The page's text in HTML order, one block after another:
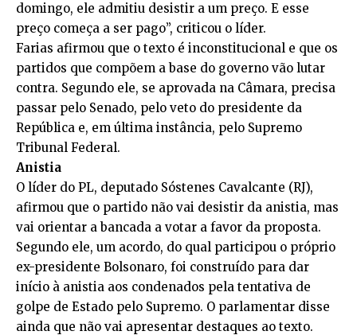
domingo, ele admitiu desistir a um preço. E esse
preço começa a ser pago”, criticou o líder.
Farias afirmou que o texto é inconstitucional e que os
partidos que compõem a base do governo vão lutar
contra. Segundo ele, se aprovada na Câmara, precisa
passar pelo Senado, pelo veto do presidente da
República e, em última instância, pelo Supremo
Tribunal Federal.
Anistia
O líder do PL, deputado Sóstenes Cavalcante (RJ),
afirmou que o partido não vai desistir da anistia, mas
vai orientar a bancada a votar a favor da proposta.
Segundo ele, um acordo, do qual participou o próprio
ex-presidente Bolsonaro, foi construído para dar
início à anistia aos condenados pela tentativa de
golpe de Estado pelo Supremo. O parlamentar disse
ainda que não vai apresentar destaques ao texto.